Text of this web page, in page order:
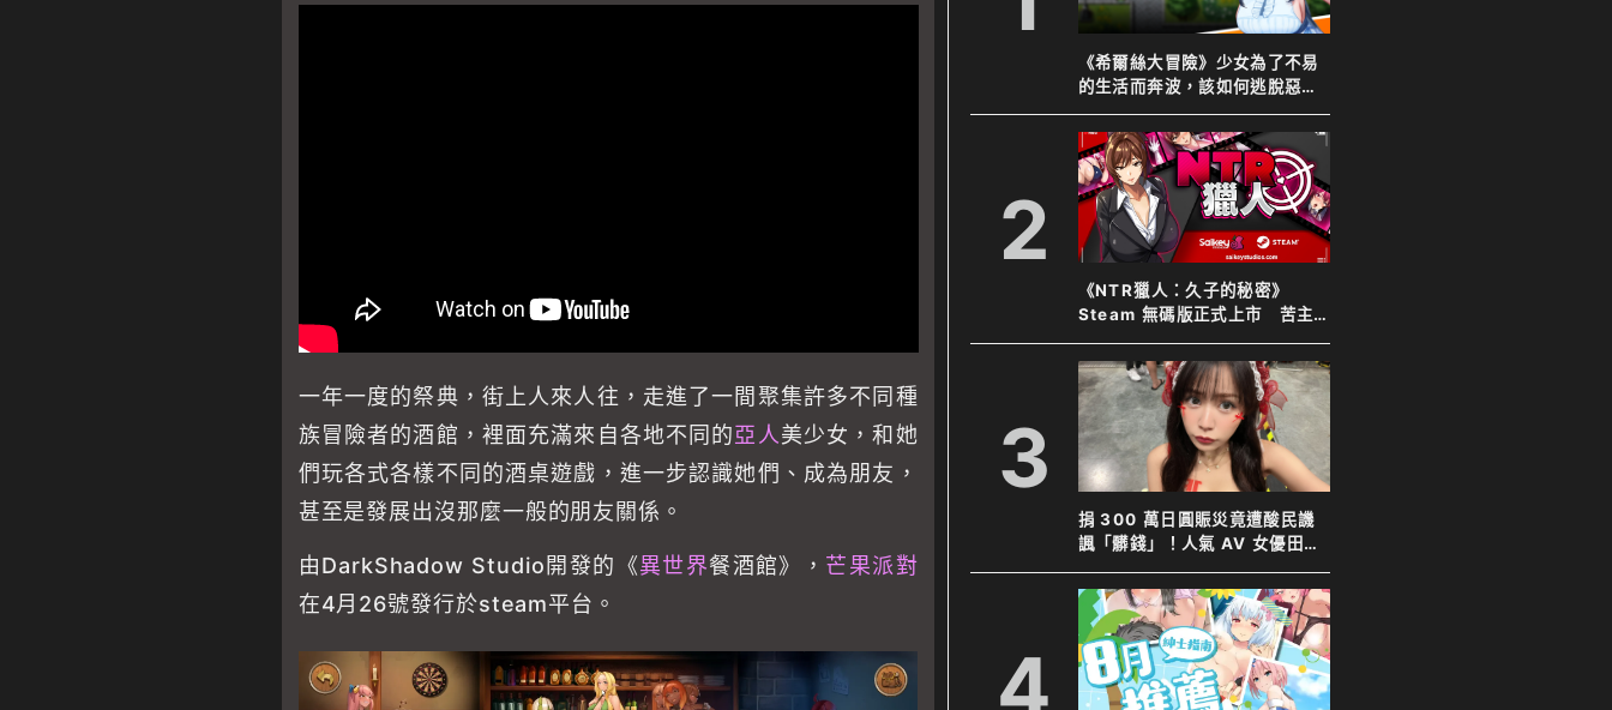
一年一度的祭典，街上人來人往，走進了一間聚集許多不同種
族冒險者的酒館，裡面充滿來自各地不同的亞人美少女，和她
們玩各式各樣不同的酒桌遊戲，進一步認識她們、成為朋友，
甚至是發展出沒那麼一般的朋友關係。
由DarkShadow Studio開發的《異世界餐酒館》， 芒果派對
在4月26號發行於steam平台。
《希爾絲大冒險》少女為了不易
的生活而奔波，該如何逃脫惡人
們的魔掌
2
《NTR獵人：久子的秘密》
Steam 無碼版正式上市 苦主
化身靈體調查妻子 夫目前犯全
程直擊
3
捐 300 萬日圓賑災竟遭酸民譏
諷「髒錢」！人氣 AV 女優田野
憂霸氣反擊表示善意不分貴賤
4